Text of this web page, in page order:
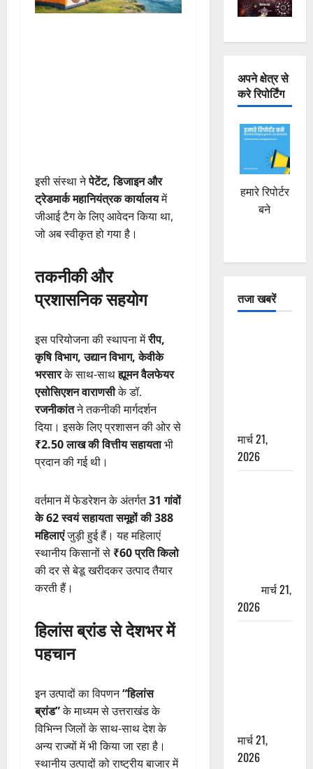
इसी संस्था नेपेटेंट, डिजाइन और
ट्रेडमार्क महानियंत्रक कार्यालयमें
जीआई टैग के लिए आवेदन किया था,
जो अब स्वीकृत हो गया है।
तकनीकी और
प्रशासनिक सहयोग
इस परियोजना की स्थापना मेंरीप,
कृषि विभाग, उद्यान विभाग, केवीके
भरसारके साथ-साथह्यूमन वैलफेयर
एसोसिएशन वाराणसीके डॉ.
रजनीकांतने तकनीकी मार्गदर्शन
दिया। इसके लिए प्रशासन की ओर से
₹2.50 लाख की वित्तीय सहायताभी
प्रदान की गई थी।
वर्तमान में फेडरेशन के अंतर्गत31 गांवों
के 62 स्वयं सहायता समूहों की 388
महिलाएंजुड़ी हुई हैं। यह महिलाएं
स्थानीय किसानों से ₹60 प्रति किलो
की दर से बेडू खरीदकर उत्पाद तैयार
करती हैं।
हिलांस ब्रांड से देशभर में
पहचान
इन उत्पादों का विपणन“हिलांस
ब्रांड”के माध्यम से उत्तराखंड के
विभिन्न जिलों के साथ-साथ देश के
अन्य राज्यों में भी किया जा रहा है।
स्थानीय उत्पादों को राष्ट्रीय बाजार में
अपने क्षेत्र से
करे रिपोर्टिंग
हमारे रिपोर्टर
बने
तजा खबरें
मार्च 21,
2026
मार्च 21,
2026
मार्च 21,
2026